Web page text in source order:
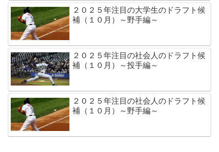
２０２５年注目の大学生のドラフト候
補（１０月）～野手編～
２０２５年注目の社会人のドラフト候
補（１０月）～投手編～
２０２５年注目の社会人のドラフト候
補（１０月）～野手編～